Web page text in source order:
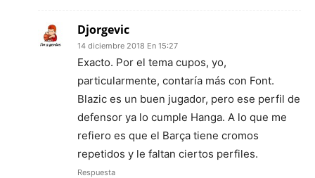
Djorgevic
14 diciembre 2018 En 15:27
Exacto. Por el tema cupos, yo,
particularmente, contaría más con Font.
Blazic es un buen jugador, pero ese perfil de
defensor ya lo cumple Hanga. A lo que me
refiero es que el Barça tiene cromos
repetidos y le faltan ciertos perfiles.
Respuesta